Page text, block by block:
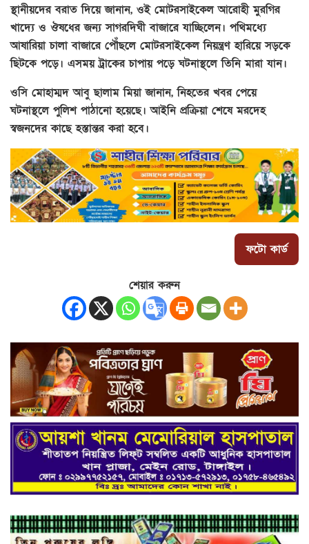
স্থানীয়দের বরাত দিয়ে জানান, ওই মোটরসাইকেল আরোহী মুরগির
খাদ্যে ও ঔষধের জন্য সাগরদিঘী বাজারে যাচ্ছিলেন। পথিমধ্যে
আষারিয়া চালা বাজারে পৌঁছলে মোটরসাইকেল নিয়ন্ত্রণ হারিয়ে সড়কে
ছিটকে পড়ে। এসময় ট্রাকের চাপায় পড়ে ঘটনাস্থলে তিনি মারা যান।
ওসি মোহাম্মদ আবু ছালাম মিয়া জানান, নিহতের খবর পেয়ে
ঘটনাস্থলে পুলিশ পাঠানো হয়েছে। আইনি প্রক্রিয়া শেষে মরদেহ
স্বজনদের কাছে হস্তান্তর করা হবে।
ফটো কার্ড
শেয়ার করুন